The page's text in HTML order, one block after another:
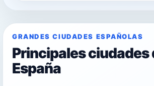
GRANDES CIUDADES ESPAÑOLAS
Principales ciudades
España